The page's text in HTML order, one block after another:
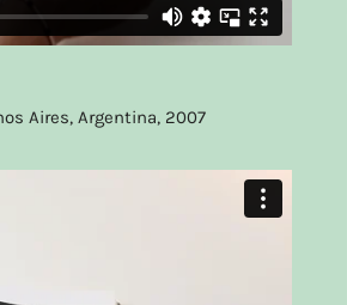
Aires, Argentina, 2007